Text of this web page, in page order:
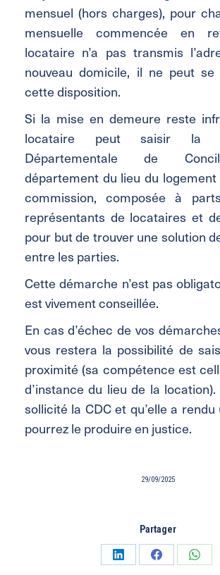
mensuel (hors charges), pour
mensuelle commencée en
locataire n’a pas transmis
nouveau domicile, il ne peut
cette disposition.
Si la mise en demeure reste
locataire peut saisir la
Départementale de
département du lieu du logement
commission, composée à
représentants de locataires et
pour but de trouver une solution
entre les parties.
Cette démarche n’est pas
est vivement conseillée.
En cas d’échec de vos
vous restera la possibilité de
proximité (sa compétence est
d’instance du lieu de la location).
sollicité la CDC et qu’elle a rendu
pourrez le produire en justice.
29/09/2025
Partager
PartagerPartager